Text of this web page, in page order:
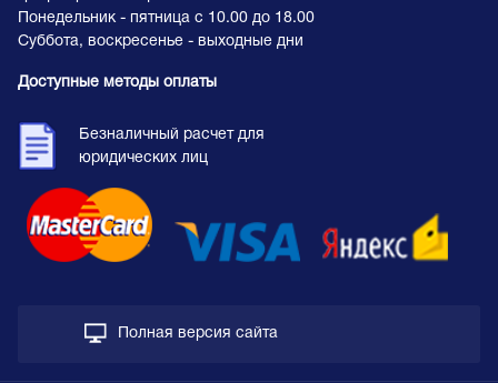
Понедельник - пятница с 10.00 до 18.00
Суббота, воскресенье - выходные дни
Доступные методы оплаты
Безналичный расчет для
юридических лиц
Полная версия сайта